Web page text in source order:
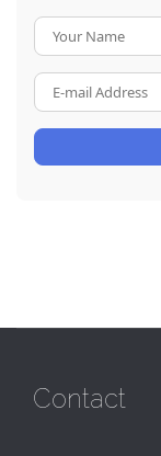
Contact